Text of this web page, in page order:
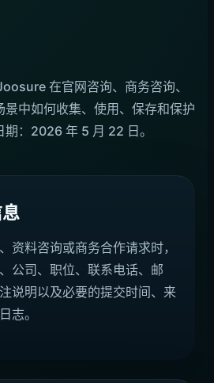
在官网咨询、商务咨询、
景中如何收集、使用、保存和保护
：2026 年 5 月 22 日。
资料咨询或商务合作请求时，
公司、职位、联系电话、邮
说明以及必要的提交时间、来
志。